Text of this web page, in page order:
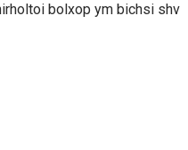
bolxop ym bichsi shv